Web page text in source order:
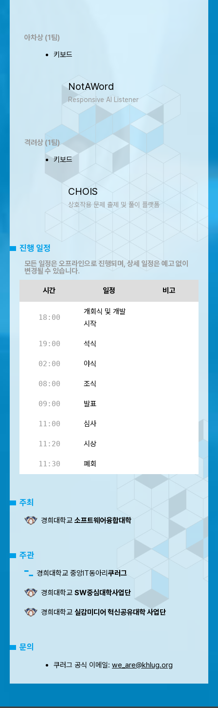
아차상 (1팀)
키보드
NotAWord
Responsive AI Listener
격려상 (1팀)
키보드
CHOIS
상호작용 문제 출제 및 풀이 플랫폼
진행 일정
모든 일정은 오프라인으로 진행되며, 상세 일정은 예고 없이
변경될 수 있습니다.
시간 일정 비고
18:00
개회식 및 개발
시작
19:00 석식
02:00 야식
08:00 조식
09:00 발표
11:00 심사
11:20 시상
11:30 폐회
주최
경희대학교소프트웨어융합대학
주관
경희대학교 중앙IT동아리 쿠러그
경희대학교SW중심대학사업단
경희대학교 실감미디어 혁신공유대학 사업단
문의
쿠러그 공식 이메일: we_are@khlug.org